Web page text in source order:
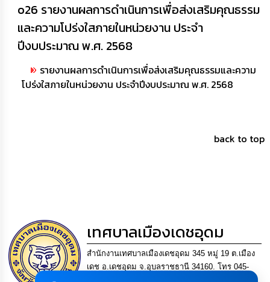
o26 รายงานผลการดำเนินการเพื่อส่งเสริมคุณธรรม
และความโปร่งใสภายในหน่วยงาน ประจำ
ปีงบประมาณ พ.ศ. 2568
รายงานผลการดำเนินการเพื่อส่งเสริมคุณธรรมและความ
โปร่งใสภายในหน่วยงาน ประจำปีงบประมาณ พ.ศ. 2568
back to top
เทศบาลเมืองเดชอุดม
สำนักงานเทศบาลเมืองเดชอุดม 345 หมู่ 19 ต.เมือง
เดช อ.เดชอุดม จ.อุบลราชธานี 34160. โทร 045-